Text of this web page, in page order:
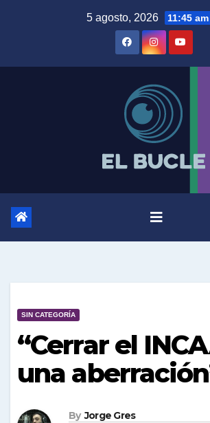
5 agosto, 2026 11:45 am
SIN CATEGORÍA
“Cerrar el
una
By Jorge Gres